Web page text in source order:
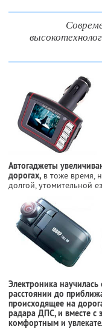
Автогаджеты
дорогах, в тоже время,
долгой, утомительной
Электроника
расстоянии до
происходящее на
радара ДПС, и вместе с
комфортным и